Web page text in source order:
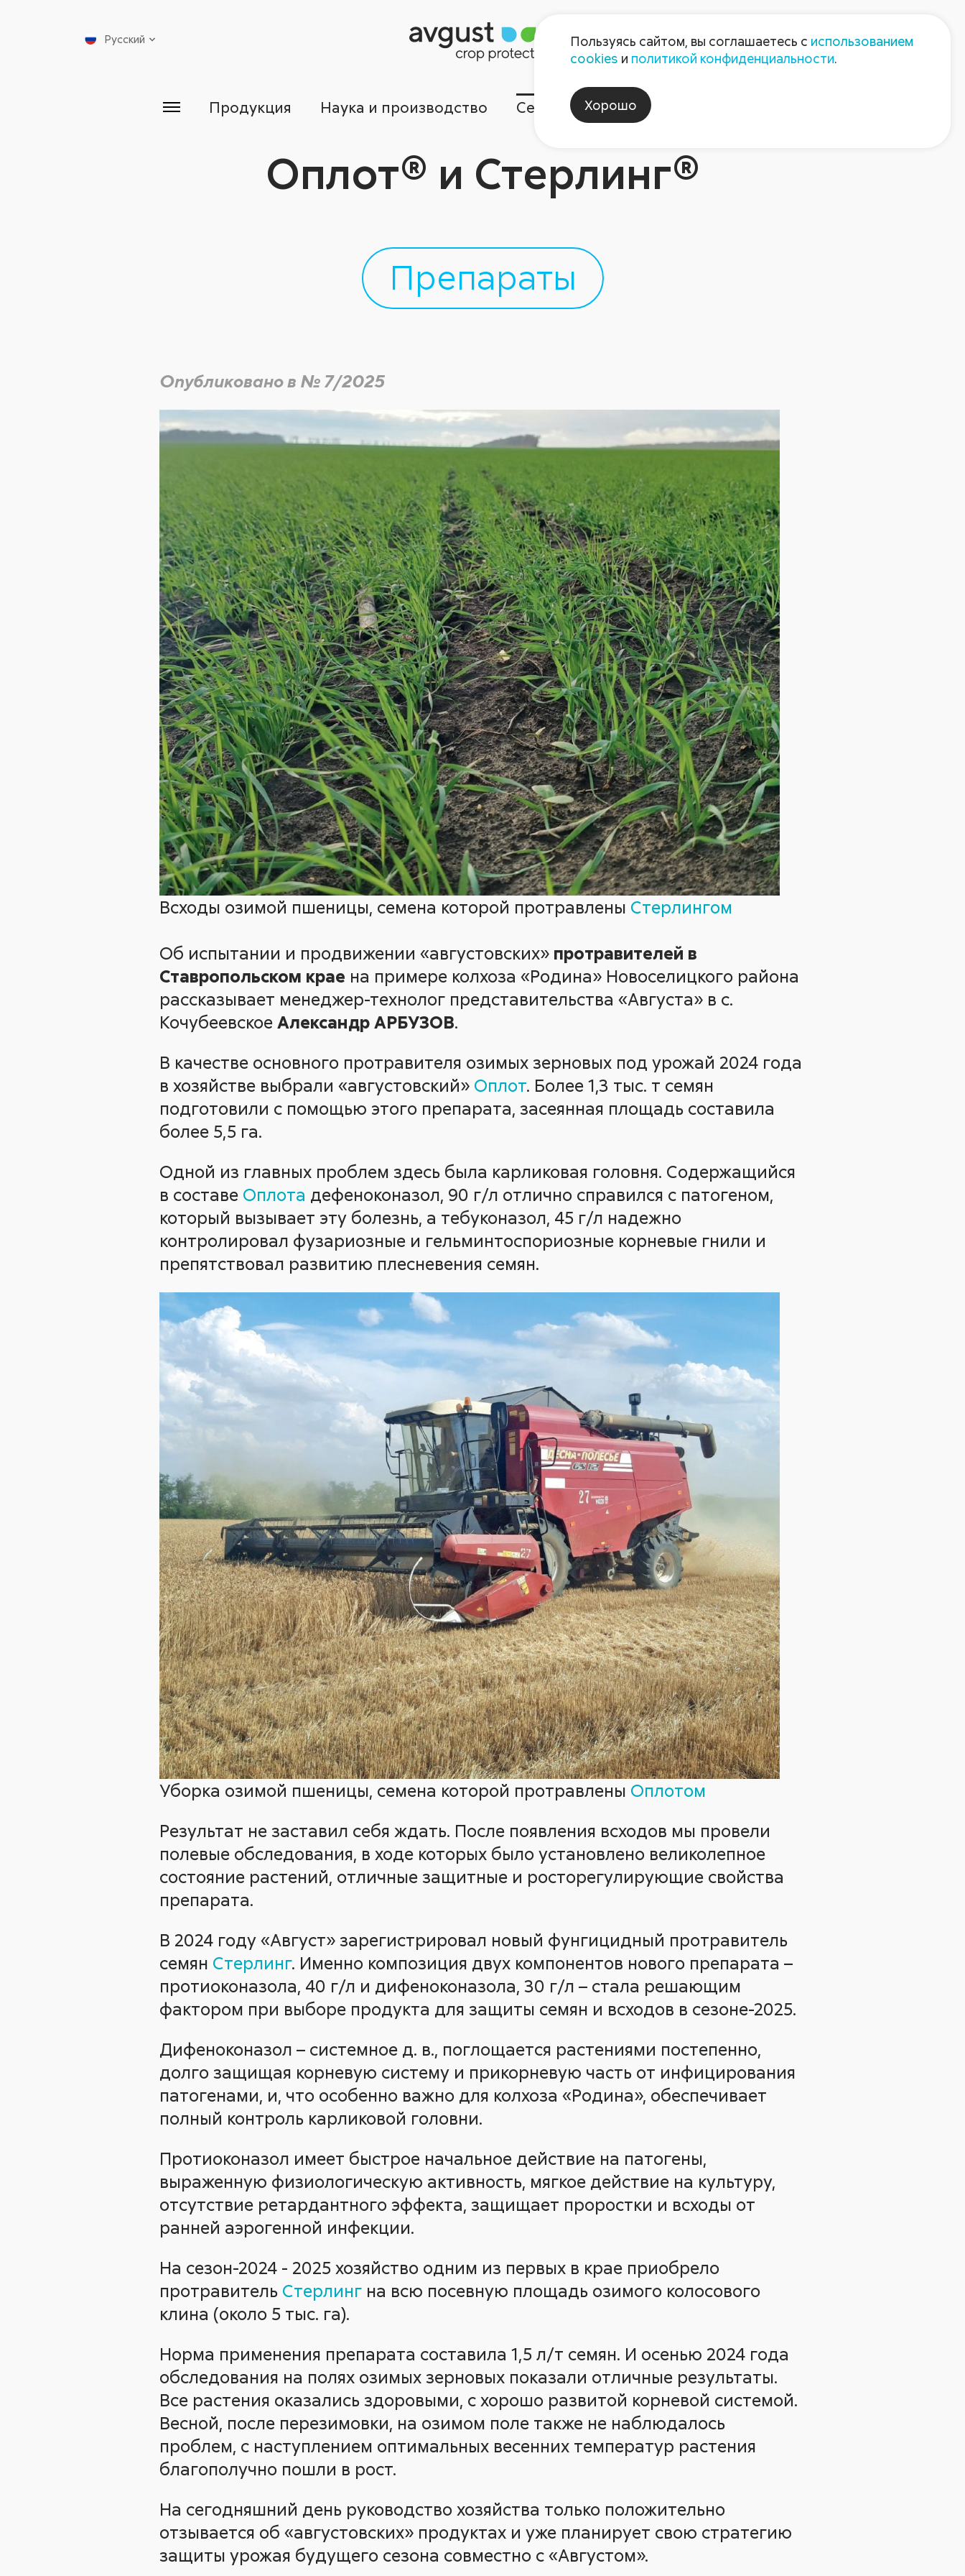
Пресс-центр Контакты
Русский
Продукция Наука и производство Сервисы Компания
Оплот® и Стерлинг®
Препараты
Опубликовано в № 7/2025
Всходы озимой пшеницы, семена которой протравлены Стерлингом
Об испытании и продвижении «августовских» протравителей в
Ставропольском крае на примере колхоза «Родина» Новоселицкого района
рассказывает менеджер-технолог представительства «Августа» в с.
Кочубеевское Александр АРБУЗОВ.
В качестве основного протравителя озимых зерновых под урожай 2024 года
в хозяйстве выбрали «августовский» Оплот. Более 1,3 тыс. т семян
подготовили с помощью этого препарата, засеянная площадь составила
более 5,5 га.
Одной из главных проблем здесь была карликовая головня. Содержащийся
в составе Оплота дефеноконазол, 90 г/л отлично справился с патогеном,
который вызывает эту болезнь, а тебуконазол, 45 г/л надежно
контролировал фузариозные и гельминтоспориозные корневые гнили и
препятствовал развитию плесневения семян.
Уборка озимой пшеницы, семена которой протравлены Оплотом
Результат не заставил себя ждать. После появления всходов мы провели
полевые обследования, в ходе которых было установлено великолепное
состояние растений, отличные защитные и росторегулирующие свойства
препарата.
В 2024 году «Август» зарегистрировал новый фунгицидный протравитель
семян Стерлинг. Именно композиция двух компонентов нового препарата –
протиоконазола, 40 г/л и дифеноконазола, 30 г/л – стала решающим
фактором при выборе продукта для защиты семян и всходов в сезоне-2025.
Дифеноконазол – системное д. в., поглощается растениями постепенно,
долго защищая корневую систему и прикорневую часть от инфицирования
патогенами, и, что особенно важно для колхоза «Родина», обеспечивает
полный контроль карликовой головни.
Протиоконазол имеет быстрое начальное действие на патогены,
выраженную физиологическую активность, мягкое действие на культуру,
отсутствие ретардантного эффекта, защищает проростки и всходы от
ранней аэрогенной инфекции.
На сезон-2024 - 2025 хозяйство одним из первых в крае приобрело
протравитель Стерлинг на всю посевную площадь озимого колосового
клина (около 5 тыс. га).
Норма применения препарата составила 1,5 л/т семян. И осенью 2024 года
обследования на полях озимых зерновых показали отличные результаты.
Все растения оказались здоровыми, с хорошо развитой корневой системой.
Весной, после перезимовки, на озимом поле также не наблюдалось
проблем, с наступлением оптимальных весенних температур растения
благополучно пошли в рост.
На сегодняшний день руководство хозяйства только положительно
отзывается об «августовских» продуктах и уже планирует свою стратегию
защиты урожая будущего сезона совместно с «Августом».
Пользуясь сайтом, вы соглашаетесь с использованием
cookies и политикой конфиденциальности.
Хорошо